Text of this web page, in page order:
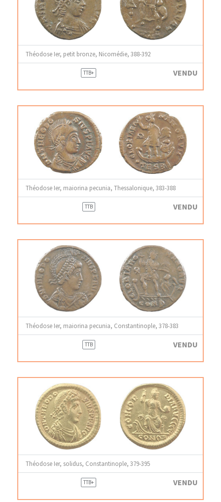
Théodose Ier, petit bronze, Nicomédie, 388-392
TTB+ VENDU
Théodose Ier, maiorina pecunia, Thessalonique, 383-388
TTB VENDU
Théodose Ier, maiorina pecunia, Constantinople, 378-383
TTB VENDU
Théodose Ier, solidus, Constantinople, 379-395
TTB+ VENDU